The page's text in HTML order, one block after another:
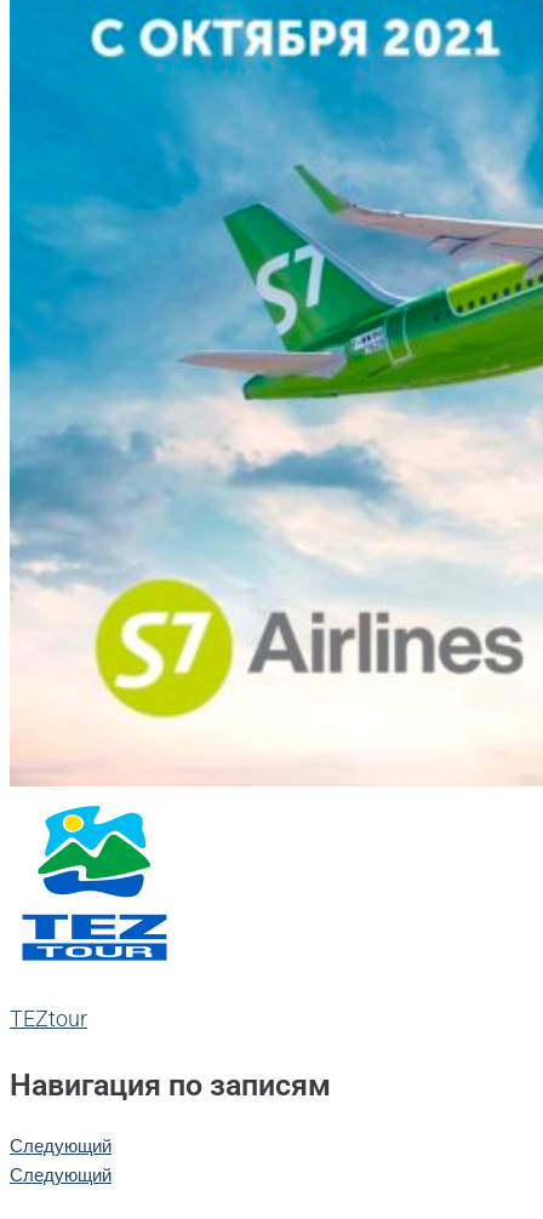
TEZtour
Навигация по записям
Следующий
Следующий